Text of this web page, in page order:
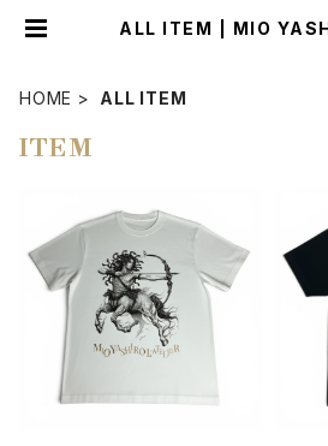
ALL ITEM | MIO
HOME ALL ITEM
ITEM